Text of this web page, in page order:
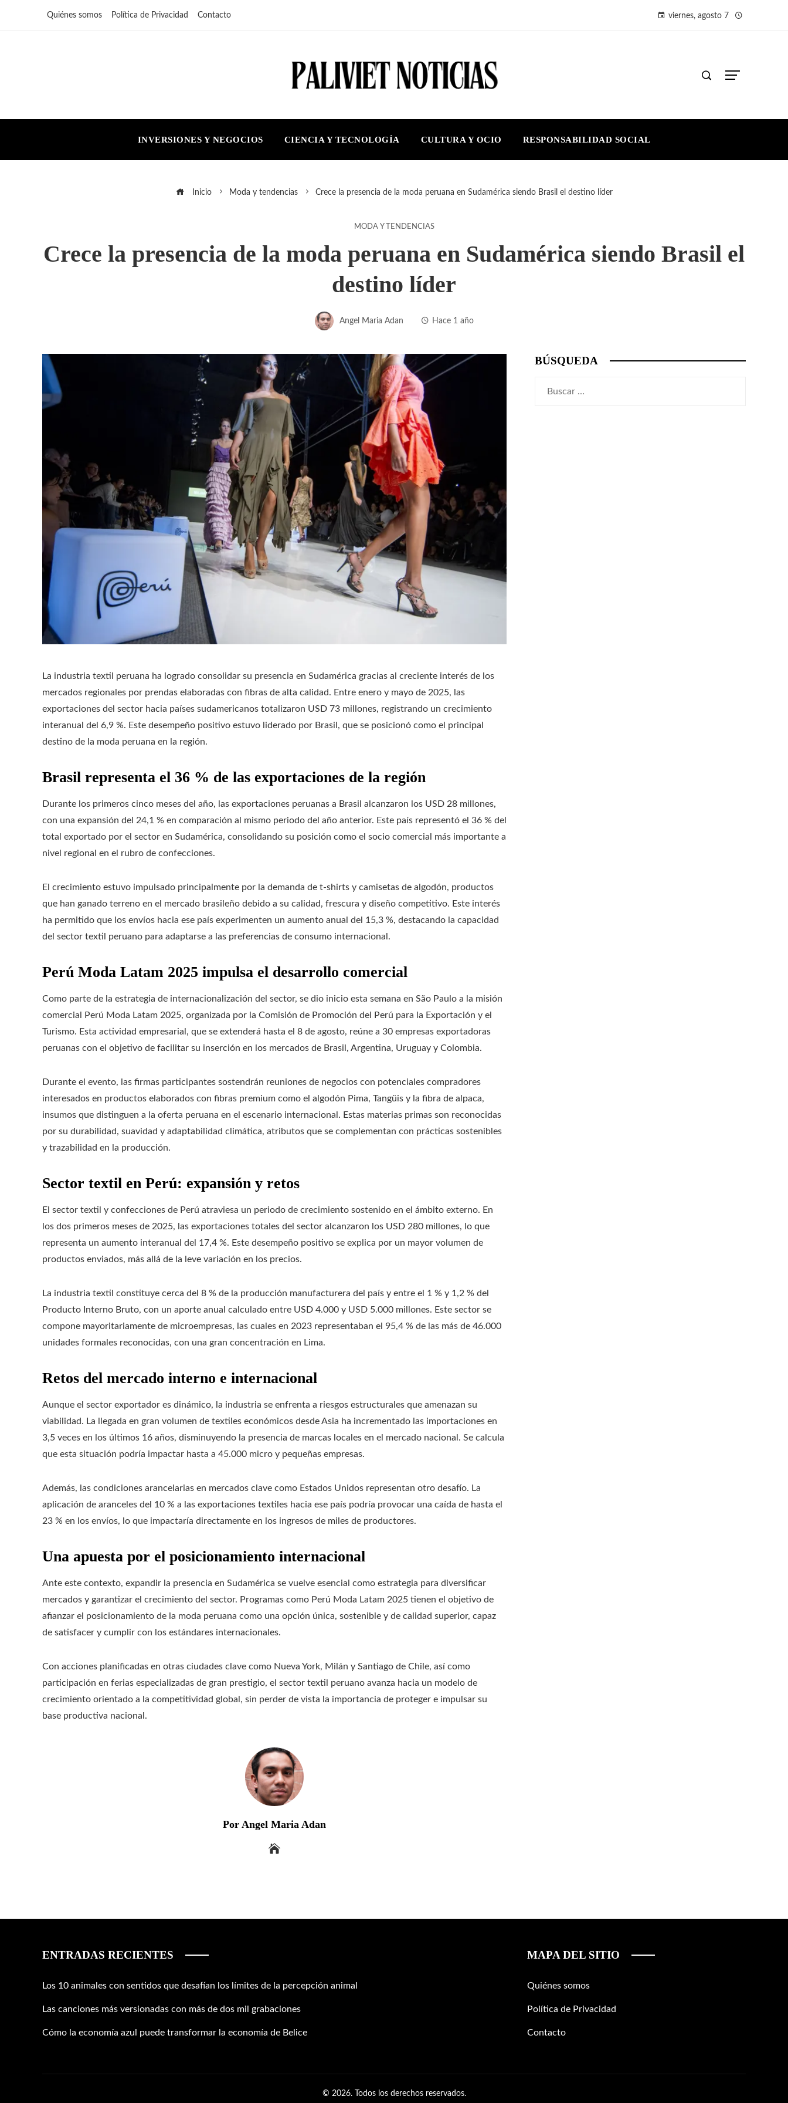
Quiénes somos Política de Privacidad Contacto viernes, agosto 7
INVERSIONES Y NEGOCIOS CIENCIA Y TECNOLOGÍA CULTURA Y OCIO RESPONSABILIDAD SOCIAL
Inicio Moda y tendencias Crece la presencia de la moda peruana en Sudamérica siendo Brasil el destino líder
MODA Y TENDENCIAS
Crece la presencia de la moda peruana en Sudamérica siendo Brasil el
destino líder
Angel Maria Adan Hace 1 año
La industria textil peruana ha logrado consolidar su presencia en Sudamérica gracias al creciente interés de los
mercados regionales por prendas elaboradas con fibras de alta calidad. Entre enero y mayo de 2025, las
exportaciones del sector hacia países sudamericanos totalizaron USD 73 millones, registrando un crecimiento
interanual del 6,9 %. Este desempeño positivo estuvo liderado por Brasil, que se posicionó como el principal
destino de la moda peruana en la región.
Brasil representa el 36 % de las exportaciones de la región
Durante los primeros cinco meses del año, las exportaciones peruanas a Brasil alcanzaron los USD 28 millones,
con una expansión del 24,1 % en comparación al mismo periodo del año anterior. Este país representó el 36 % del
total exportado por el sector en Sudamérica, consolidando su posición como el socio comercial más importante a
nivel regional en el rubro de confecciones.
El crecimiento estuvo impulsado principalmente por la demanda de t-shirts y camisetas de algodón, productos
que han ganado terreno en el mercado brasileño debido a su calidad, frescura y diseño competitivo. Este interés
ha permitido que los envíos hacia ese país experimenten un aumento anual del 15,3 %, destacando la capacidad
del sector textil peruano para adaptarse a las preferencias de consumo internacional.
Perú Moda Latam 2025 impulsa el desarrollo comercial
Como parte de la estrategia de internacionalización del sector, se dio inicio esta semana en São Paulo a la misión
comercial Perú Moda Latam 2025, organizada por la Comisión de Promoción del Perú para la Exportación y el
Turismo. Esta actividad empresarial, que se extenderá hasta el 8 de agosto, reúne a 30 empresas exportadoras
peruanas con el objetivo de facilitar su inserción en los mercados de Brasil, Argentina, Uruguay y Colombia.
Durante el evento, las firmas participantes sostendrán reuniones de negocios con potenciales compradores
interesados en productos elaborados con fibras premium como el algodón Pima, Tangüis y la fibra de alpaca,
insumos que distinguen a la oferta peruana en el escenario internacional. Estas materias primas son reconocidas
por su durabilidad, suavidad y adaptabilidad climática, atributos que se complementan con prácticas sostenibles
y trazabilidad en la producción.
Sector textil en Perú: expansión y retos
El sector textil y confecciones de Perú atraviesa un periodo de crecimiento sostenido en el ámbito externo. En
los dos primeros meses de 2025, las exportaciones totales del sector alcanzaron los USD 280 millones, lo que
representa un aumento interanual del 17,4 %. Este desempeño positivo se explica por un mayor volumen de
productos enviados, más allá de la leve variación en los precios.
La industria textil constituye cerca del 8 % de la producción manufacturera del país y entre el 1 % y 1,2 % del
Producto Interno Bruto, con un aporte anual calculado entre USD 4.000 y USD 5.000 millones. Este sector se
compone mayoritariamente de microempresas, las cuales en 2023 representaban el 95,4 % de las más de 46.000
unidades formales reconocidas, con una gran concentración en Lima.
Retos del mercado interno e internacional
Aunque el sector exportador es dinámico, la industria se enfrenta a riesgos estructurales que amenazan su
viabilidad. La llegada en gran volumen de textiles económicos desde Asia ha incrementado las importaciones en
3,5 veces en los últimos 16 años, disminuyendo la presencia de marcas locales en el mercado nacional. Se calcula
que esta situación podría impactar hasta a 45.000 micro y pequeñas empresas.
Además, las condiciones arancelarias en mercados clave como Estados Unidos representan otro desafío. La
aplicación de aranceles del 10 % a las exportaciones textiles hacia ese país podría provocar una caída de hasta el
23 % en los envíos, lo que impactaría directamente en los ingresos de miles de productores.
Una apuesta por el posicionamiento internacional
Ante este contexto, expandir la presencia en Sudamérica se vuelve esencial como estrategia para diversificar
mercados y garantizar el crecimiento del sector. Programas como Perú Moda Latam 2025 tienen el objetivo de
afianzar el posicionamiento de la moda peruana como una opción única, sostenible y de calidad superior, capaz
de satisfacer y cumplir con los estándares internacionales.
Con acciones planificadas en otras ciudades clave como Nueva York, Milán y Santiago de Chile, así como
participación en ferias especializadas de gran prestigio, el sector textil peruano avanza hacia un modelo de
crecimiento orientado a la competitividad global, sin perder de vista la importancia de proteger e impulsar su
base productiva nacional.
Por Angel Maria Adan
BÚSQUEDA
ENTRADAS RECIENTES
Los 10 animales con sentidos que desafían los límites de la percepción animal
Las canciones más versionadas con más de dos mil grabaciones
Cómo la economía azul puede transformar la economía de Belice
MAPA DEL SITIO
Quiénes somos
Política de Privacidad
Contacto
© 2026. Todos los derechos reservados.